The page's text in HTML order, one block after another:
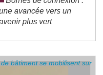
Bornes de connexion :
une avancée vers un
bâtiment se mobilisent sur